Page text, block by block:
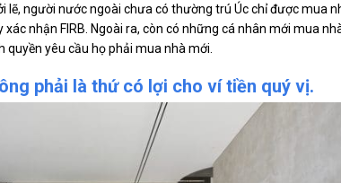
lẽ, người nước ngoài chưa có thường trú Úc chỉ được mua
nhận FIRB. Ngoài ra, còn có những cá nhân mới mua
yêu cầu họ phải mua nhà mới.
phải là thứ có lợi cho ví tiền quý vị.